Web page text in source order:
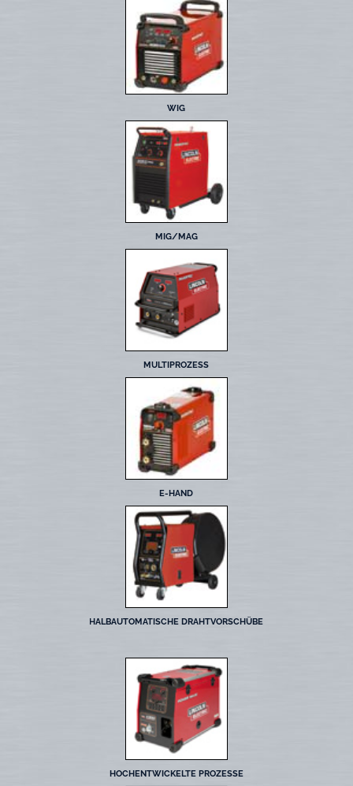
WIG
MIG/MAG
MULTIPROZESS
E-HAND
HALBAUTOMATISCHE DRAHTVORSCHÜBE
HOCHENTWICKELTE PROZESSE